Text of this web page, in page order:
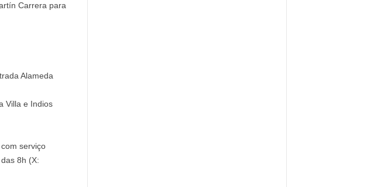
Carrera para
Alameda
Villa e Indios
serviço
8h (X: